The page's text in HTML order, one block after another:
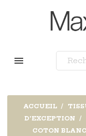
ACCUEIL
D'EXCEPTION
COTON